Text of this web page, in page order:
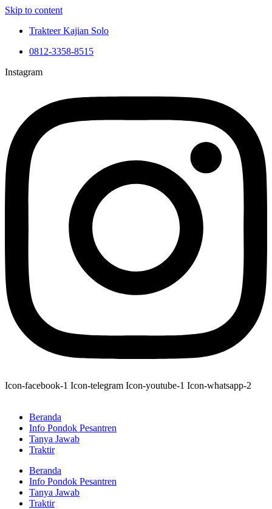
Skip to content
Trakteer Kajian Solo
0812-3358-8515
Instagram
Icon-facebook-1 Icon-telegram Icon-youtube-1 Icon-whatsapp-2
Beranda
Info Pondok Pesantren
Tanya Jawab
Traktir
Beranda
Info Pondok Pesantren
Tanya Jawab
Traktir